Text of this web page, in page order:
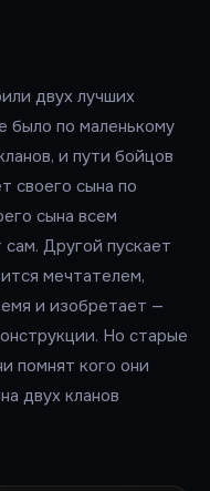
двух лучших
было по маленькому
и пути бойцов
своего сына по
сына всем
Другой пускает
мечтателем,
и изобретает —
Но старые
помнят кого они
двух кланов